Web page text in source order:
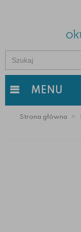
MENU
Strona główna